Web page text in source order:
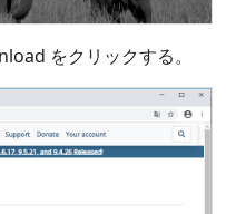
をクリックする。